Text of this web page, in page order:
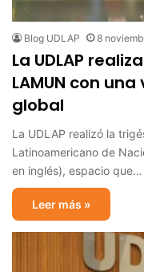
Blog UDLAP 8
La UDLAP
LAMUN con
global
La UDLAP realizó la
Latinoamericano de
en inglés), espacio que…
Leer más »